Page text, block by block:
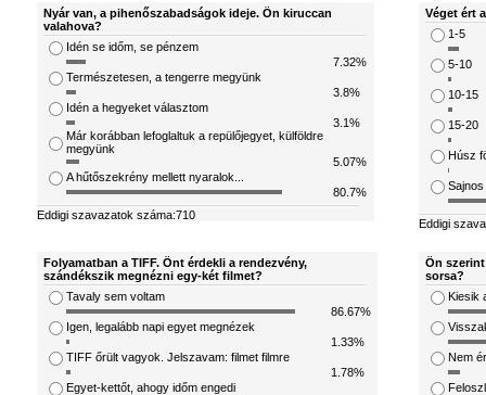
Nyár van, a pihenőszabadságok ideje. Ön kiruccan
valahova?
Idén se időm, se pénzem
7.32%
Természetesen, a tengerre megyünk
3.8%
Idén a hegyeket választom
3.1%
Már korábban lefoglaltuk a repülőjegyet, külföldre
megyünk
5.07%
A hűtőszekrény mellett nyaralok...
80.7%
Eddigi szavazatok száma:710
Véget ért
1-5
5-10
10-15
15-20
Húsz
Eddigi
Folyamatban a TIFF. Önt érdekli a rendezvény,
szándékszik megnézni egy-két filmet?
Tavaly sem voltam
86.67%
Igen, legalább napi egyet megnézek
1.33%
TIFF őrült vagyok. Jelszavam: filmet filmre
1.78%
Egyet-kettőt, ahogy időm engedi
Ön
sorsa?
Kiesik
Nem